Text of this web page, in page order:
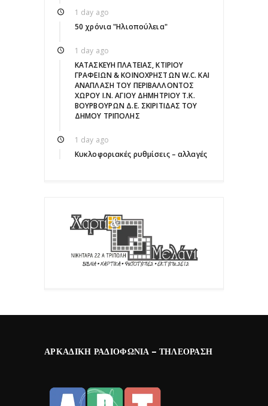
1 day ago
50 χρόνια "Ηλιοπούλεια"
1 day ago
ΚΑΤΑΣΚΕΥΗ ΠΛΑΤΕΙΑΣ, ΚΤΙΡΙΟΥ
ΓΡΑΦΕΙΩΝ & ΚΟΙΝΟΧΡΗΣΤΩΝ W.C. ΚΑΙ
ΑΝΑΠΛΑΣΗ ΤΟΥ ΠΕΡΙΒΑΛΛΟΝΤΟΣ
ΧΩΡΟΥ Ι.Ν. ΑΓΙΟΥ ΔΗΜΗΤΡΙΟΥ Τ.Κ.
ΒΟΥΡΒΟΥΡΩΝ Δ.Ε. ΣΚΙΡΙΤΙΔΑΣ ΤΟΥ
ΔΗΜΟΥ ΤΡΙΠΟΛΗΣ
1 day ago
Κυκλοφοριακές ρυθμίσεις – αλλαγές
ΑΡΚΑΔΙΚΉ ΡΑΔΙΟΦΩΝΊΑ – ΤΗΛΕΌΡΑΣΗ